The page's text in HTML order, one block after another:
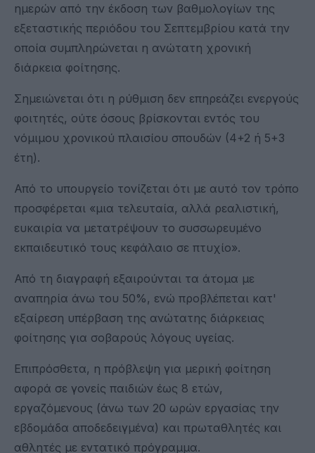
ημερών από την έκδοση των βαθμολογίων της
εξεταστικής περιόδου του Σεπτεμβρίου κατά την
οποία συμπληρώνεται η ανώτατη χρονική
διάρκεια φοίτησης.
Σημειώνεται ότι η ρύθμιση δεν επηρεάζει ενεργούς
φοιτητές, ούτε όσους βρίσκονται εντός του
νόμιμου χρονικού πλαισίου σπουδών (4+2 ή 5+3
έτη).
Από το υπουργείο τονίζεται ότι με αυτό τον τρόπο
προσφέρεται «μια τελευταία, αλλά ρεαλιστική,
ευκαιρία να μετατρέψουν το συσσωρευμένο
εκπαιδευτικό τους κεφάλαιο σε πτυχίο».
Από τη διαγραφή εξαιρούνται τα άτομα με
αναπηρία άνω του 50%, ενώ προβλέπεται κατ'
εξαίρεση υπέρβαση της ανώτατης διάρκειας
φοίτησης για σοβαρούς λόγους υγείας.
Επιπρόσθετα, η πρόβλεψη για μερική φοίτηση
αφορά σε γονείς παιδιών έως 8 ετών,
εργαζόμενους (άνω των 20 ωρών εργασίας την
εβδομάδα αποδεδειγμένα) και πρωταθλητές και
αθλητές με εντατικό πρόγραμμα.